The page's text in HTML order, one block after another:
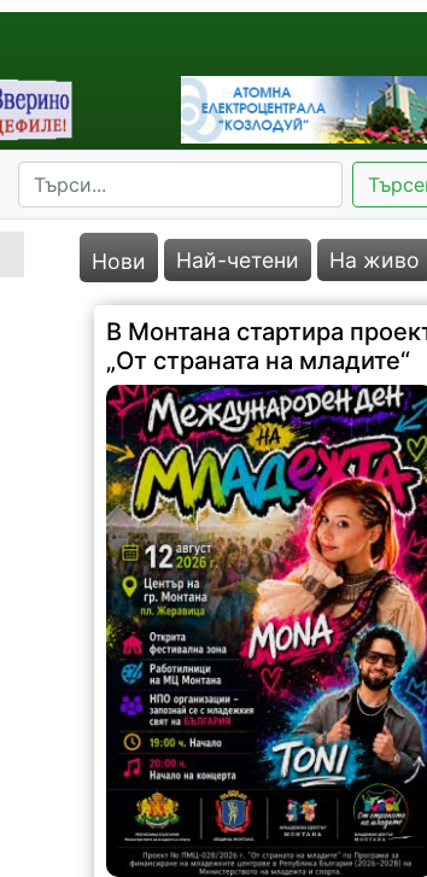
Нови Най-четени На живо
В Монтана стартира
„От страната на младите“